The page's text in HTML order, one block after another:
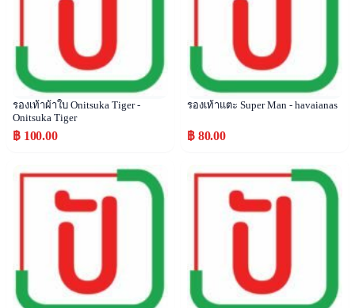
รองเท้าผ้าใบ Onitsuka Tiger -
Onitsuka Tiger
฿ 100.00
รองเท้าแตะ Super Man - havaianas
฿ 80.00
Popular Popular